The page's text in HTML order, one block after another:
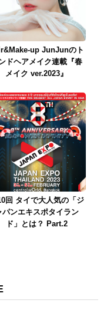
up JunJunのト
ドヘアメイク連載『春
メイク ver.2023』
回 タイで大人気の「ジ
パンエキスポタイラン
ド」とは？ Part.2